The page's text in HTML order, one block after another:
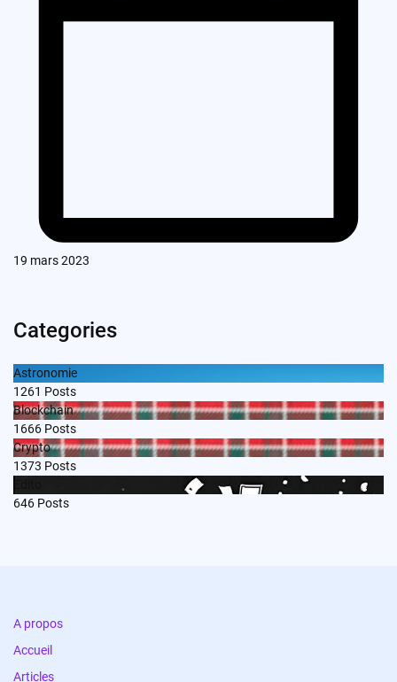
19 mars 2023
Categories
Astronomie
1261 Posts
Blockchain
1666 Posts
Crypto
1373 Posts
646 Posts
A propos
Accueil
Articles